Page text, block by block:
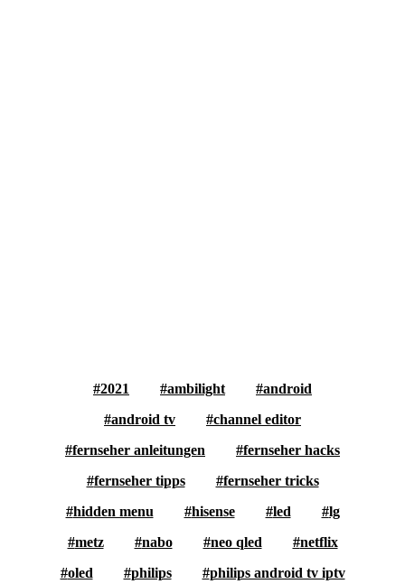
2021 ambilight
android
android tv
channel editor
fernseher anleitungen
fernseher hacks
fernseher tipps
fernseher tricks
hidden menu
hisense led
lg
metz
nabo neo qled
netflix
oled
philips
philips android tv iptv